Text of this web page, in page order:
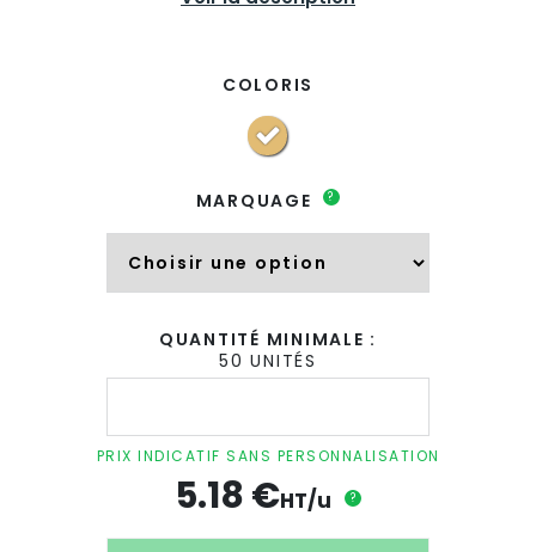
COLORIS
MARQUAGE ?
QUANTITÉ MINIMALE :
50 UNITÉS
quantité
de
4
publicitaire
PRIX INDICATIF SANS PERSONNALISATION
5.18€HT/u ?